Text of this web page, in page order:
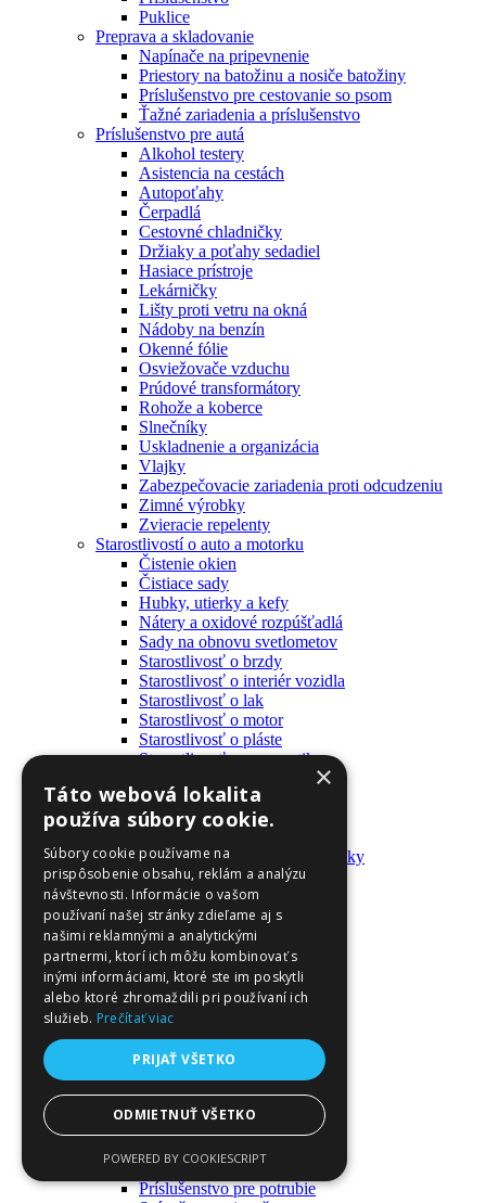
Puklice
Preprava a skladovanie
Napínače na pripevnenie
Priestory na batožinu a nosiče batožiny
Príslušenstvo pre cestovanie so psom
Ťažné zariadenia a príslušenstvo
Príslušenstvo pre autá
Alkohol testery
Asistencia na cestách
Autopoťahy
Čerpadlá
Cestovné chladničky
Držiaky a poťahy sedadiel
Hasiace prístroje
Lekárničky
Lišty proti vetru na okná
Nádoby na benzín
Okenné fólie
Osviežovače vzduchu
Prúdové transformátory
Rohože a koberce
Slnečníky
Uskladnenie a organizácia
Vlajky
Zabezpečovacie zariadenia proti odcudzeniu
Zimné výrobky
Zvieracie repelenty
Starostlivostí o auto a motorku
Čistenie okien
Čistiace sady
Hubky, utierky a kefy
Nátery a oxidové rozpúšťadlá
Sady na obnovu svetlometov
Starostlivosť o brzdy
Starostlivosť o interiér vozidla
Starostlivosť o lak
Starostlivosť o motor
Starostlivosť o pláste
Starostlivosť o pneumatiky
Batohy a tašky
Kľúčenky
Oblečenie
Zmývateľné tetovačky a nálepky
Domáci majster a nástroje
Elektrické zapojenie
Časové spínače
Diferenciálne spínače
Domové zvončeky
Elektrické káble
Káble
Káblové navijáky
Monitory napájania
Nástenné dosky a rámy
Nástroje a ovládače
Podávače
Príruby
Príslušenstvo pre potrubie
×
Táto webová lokalita
používa súbory cookie.
Súbory cookie používame na
prispôsobenie obsahu, reklám a analýzu
návštevnosti. Informácie o vašom
používaní našej stránky zdieľame aj s
našimi reklamnými a analytickými
partnermi, ktorí ich môžu kombinovať s
inými informáciami, ktoré ste im poskytli
alebo ktoré zhromaždili pri používaní ich
služieb. Prečítať viac
PRIJAŤ VŠETKO
ODMIETNUŤ VŠETKO
POWERED BY COOKIESCRIPT